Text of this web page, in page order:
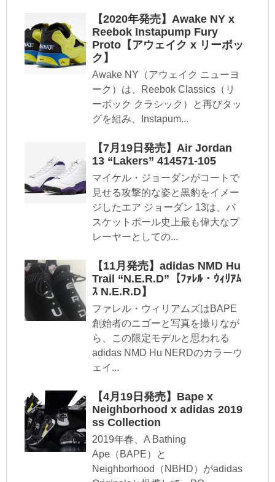
【2020年発売】Awake NY x
Reebok Instapump Fury
Proto【アウェイク x リーボッ
ク】
Awake NY（アウェイク ニューヨ
ーク）は、Reebok Classics（リ
ーボック クラシック）と再びタッ
グを組み、Instapum...
【7月19日発売】Air Jordan
13 “Lakers” 414571-105
マイケル・ジョーダンがコートで
見せる攻撃的な姿と黒豹をイメー
ジしたエア ジョーダン 13は、バ
スケットボール史上最も偉大なプ
レーヤーとしての...
【11月発売】adidas NMD Hu
Trail “N.E.R.D”【ﾌｧﾚﾙ・ｳｨﾘｱﾑ
ｽ N.E.R.D】
ファレル・ウィリアムズはBAPE
創始者のニゴーと写真を撮りなが
ら、この限定モデルと思われる
adidas NMD Hu NERDのカラーウ
ェイ...
【4月19日発売】Bape x
Neighborhood x adidas 2019
ss Collection
2019年春、A Bathing
Ape（BAPE）と
Neighborhood（NBHD）がadidas